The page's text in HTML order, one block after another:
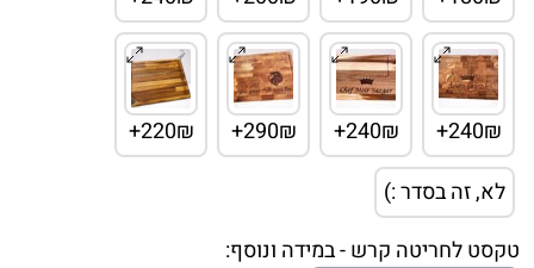
240₪+
240₪+
290₪+
220₪+
לא, זה בסדר :)
טקסט לחריטה קרש - במידה ונוסף: